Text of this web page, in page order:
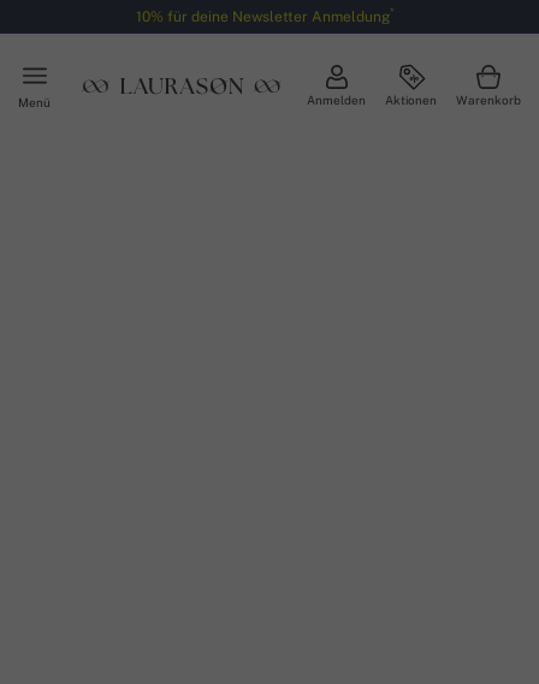
10% für deine Newsletter Anmeldung*
Menü Anmelden Aktionen Warenkorb